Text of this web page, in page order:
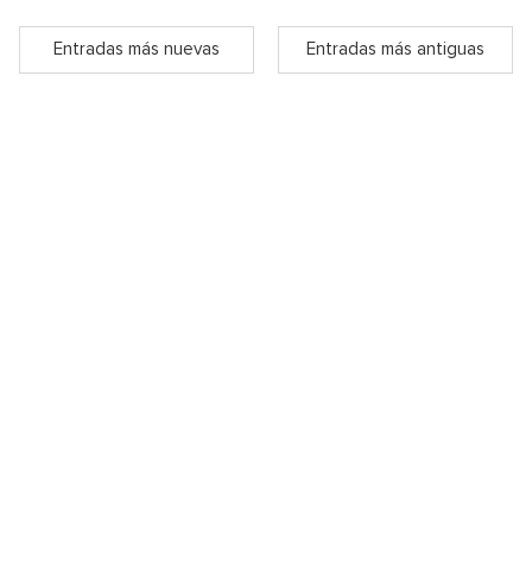
Entradas más nuevas Entradas más antiguas